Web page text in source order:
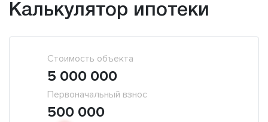
Калькулятор ипотеки
Первоначальный взнос
500 000
Стоимость объекта
5 000 000